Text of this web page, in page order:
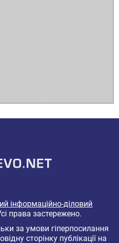
інформаційно-діловий
права застережено.
за умови гіперпосилання
сторінку публікації на